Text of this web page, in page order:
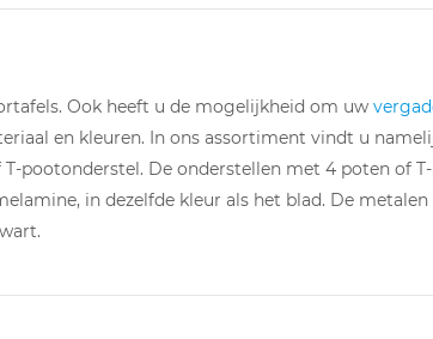
Ook heeft u de mogelijkheid om uw
en kleuren. In ons assortiment vindt u
pootonderstel. De onderstellen met 4 poten of
in dezelfde kleur als het blad. De metalen